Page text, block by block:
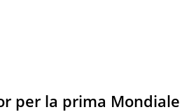
per la prima Mondiale